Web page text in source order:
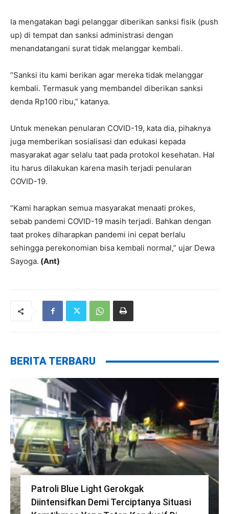
Ia mengatakan bagi pelanggar diberikan sanksi fisik (push
up) di tempat dan sanksi administrasi dengan
menandatangani surat tidak melanggar kembali.
“Sanksi itu kami berikan agar mereka tidak melanggar
kembali. Termasuk yang membandel diberikan sanksi
denda Rp100 ribu,” katanya.
Untuk menekan penularan COVID-19, kata dia, pihaknya
juga memberikan sosialisasi dan edukasi kepada
masyarakat agar selalu taat pada protokol kesehatan. Hal
itu harus dilakukan karena masih terjadi penularan
COVID-19.
“Kami harapkan semua masyarakat menaati prokes,
sebab pandemi COVID-19 masih terjadi. Bahkan dengan
taat prokes diharapkan pandemi ini cepat berlalu
sehingga perekonomian bisa kembali normal,” ujar Dewa
Sayoga. (Ant)
BERITA TERBARU
Patroli Blue Light Gerokgak
Diintensifkan Demi Terciptanya Situasi